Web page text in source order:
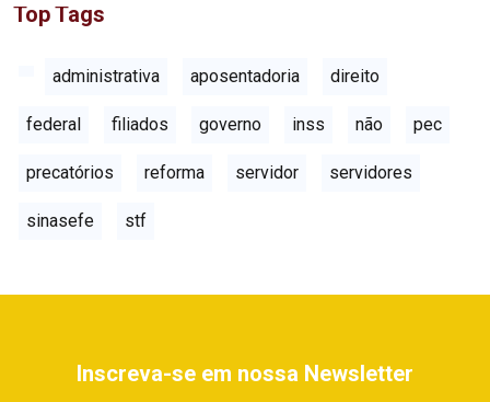
Top Tags
administrativa aposentadoria direito
federal filiados governo inss não pec
precatórios reforma servidor servidores
sinasefe stf
Inscreva-se em nossa Newsletter